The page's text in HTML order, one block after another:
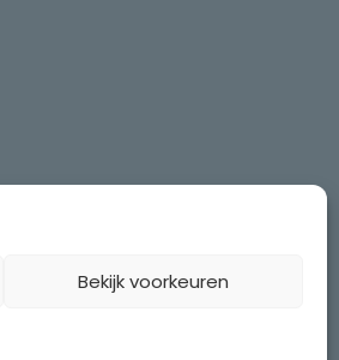
Bekijk voorkeuren